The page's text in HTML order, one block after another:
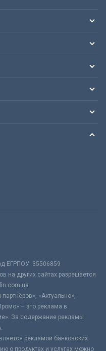
ЕГРПОУ: 35506859
на других сайтах разрешается
«Актуально»,
– это реклама в
За содержание рекламы
рекламой банковских
о продуктах и услугах можно